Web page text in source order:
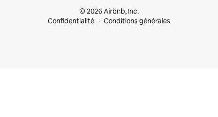
© 2026 Airbnb, Inc.
Confidentialité
Conditions générales